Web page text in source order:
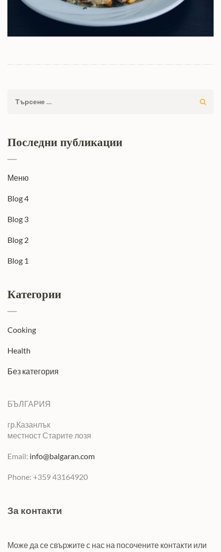
Търсене
Последни публикации
Меню
Blog 4
Blog 3
Blog 2
Blog 1
Категории
Cooking
Health
Без категория
БЪЛГАРИЯ
гр.Казанлък
местност Старите лозя
Email: info@balgaran.com
Phone: +359 43164920
За контакти
Може да се свържите с нас на посочените контакти или